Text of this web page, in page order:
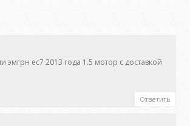
эмгрн ес7 2013 года 1.5 мотор с доставкой
Ответить